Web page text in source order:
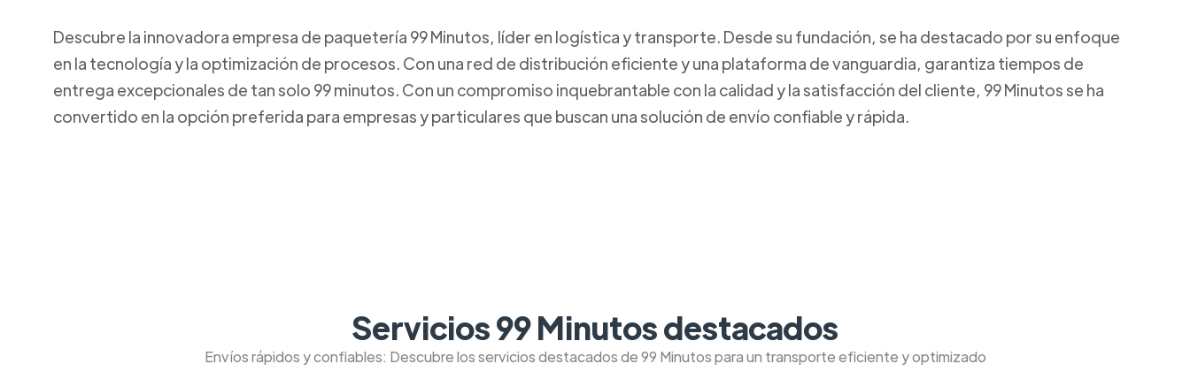
Descubre la innovadora empresa de paquetería 99 Minutos, líder en logística y transporte. Desde su fundación, se ha destacado por su enfoque
en la tecnología y la optimización de procesos. Con una red de distribución eficiente y una plataforma de vanguardia, garantiza tiempos de
entrega excepcionales de tan solo 99 minutos. Con un compromiso inquebrantable con la calidad y la satisfacción del cliente, 99 Minutos se ha
convertido en la opción preferida para empresas y particulares que buscan una solución de envío confiable y rápida.
Servicios 99 Minutos destacados
Envíos rápidos y confiables: Descubre los servicios destacados de 99 Minutos para un transporte eficiente y optimizado